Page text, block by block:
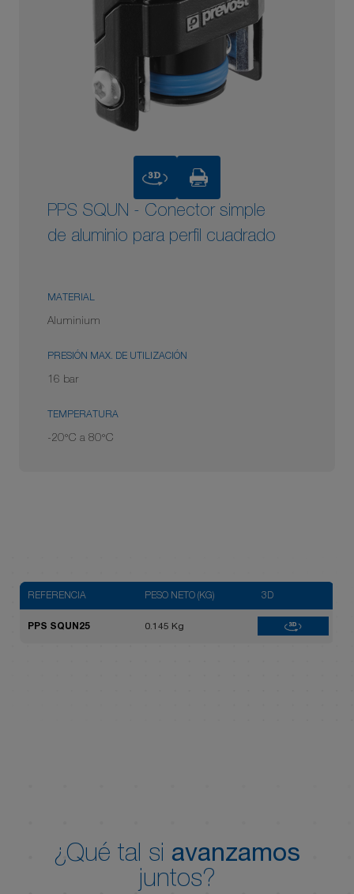
3D
PPS SQUN - Conector simple
de aluminio para perfil cuadrado
MATERIAL
Aluminium
PRESIÓN MAX. DE UTILIZACIÓN
16 bar
TEMPERATURA
-20°C a 80°C
REFERENCIA PESO NETO (KG) 3D
PPS SQUN25 0.145 Kg 3D
¿Qué tal si avanzamos
juntos?